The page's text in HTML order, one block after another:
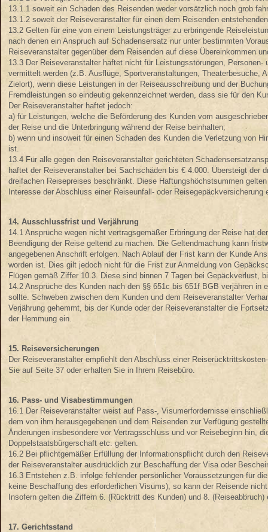
13.1.1 soweit ein Schaden des Reisenden weder vorsätzlich noch grob
13.1.2 soweit der Reiseveranstalter für einen dem Reisenden
13.2 Gelten für eine von einem Leistungsträger zu erbringende
nach denen ein Anspruch auf Schadensersatz nur unter bestimmten
Reiseveranstalter gegenüber dem Reisenden auf diese Übereinkommen
13.3 Der Reiseveranstalter haftet nicht für Leistungsstörungen,
vermittelt werden (z.B. Ausflüge, Sportveranstaltungen, Theaterbesuche,
Zielort), wenn diese Leistungen in der Reiseausschreibung und der
Fremdleistungen so eindeutig gekennzeichnet werden, dass sie für den
Der Reiseveranstalter haftet jedoch:
a) für Leistungen, welche die Beförderung des Kunden vom
der Reise und die Unterbringung während der Reise beinhalten;
b) wenn und insoweit für einen Schaden des Kunden die Verletzung von
ist.
13.4 Für alle gegen den Reiseveranstalter gerichteten
haftet der Reiseveranstalter bei Sachschäden bis € 4.000. Übersteigt
dreifachen Reisepreises beschränkt. Diese Haftungshöchstsummen
Interesse der Abschluss einer Reiseunfall- oder Reisegepäckversicherung
14. Ausschlussfrist und Verjährung
14.1 Ansprüche wegen nicht vertragsgemäßer Erbringung der Reise hat
Beendigung der Reise geltend zu machen. Die Geltendmachung kann
angegebenen Anschrift erfolgen. Nach Ablauf der Frist kann der Kunde
worden ist. Dies gilt jedoch nicht für die Frist zur Anmeldung von
Flügen gemäß Ziffer 10.3. Diese sind binnen 7 Tagen bei Gepäckverlust,
14.2 Ansprüche des Kunden nach den §§ 651c bis 651f BGB verjähren
sollte. Schweben zwischen dem Kunden und dem Reiseveranstalter
Verjährung gehemmt, bis der Kunde oder der Reiseveranstalter die
der Hemmung ein.
15. Reiseversicherungen
Der Reiseveranstalter empfiehlt den Abschluss einer
Sie auf Seite 37 oder erhalten Sie in Ihrem Reisebüro.
16. Pass- und Visabestimmungen
16.1 Der Reiseveranstalter weist auf Pass-, Visumerfordernisse
dem von ihm herausgegebenen und dem Reisenden zur Verfügung
Änderungen insbesondere vor Vertragsschluss und vor Reisebeginn hin,
Doppelstaatsbürgerschaft etc. gelten.
16.2 Bei pflichtgemäßer Erfüllung der Informationspflicht durch den
der Reiseveranstalter ausdrücklich zur Beschaffung der Visa oder
16.3 Entstehen z.B. infolge fehlender persönlicher Voraussetzungen für
keine Beschaffung des erforderlichen Visums), so kann der Reisende
Insofern gelten die Ziffern 6. (Rücktritt des Kunden) und 8. (Reiseabbruch)
17. Gerichtsstand